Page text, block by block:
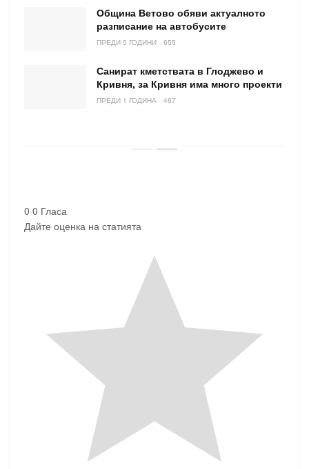
Община Ветово обяви актуалното
разписание на автобусите
ПРЕДИ 5 ГОДИНИ 655
Санират кметствата в Глоджево и
Кривня, за Кривня има много проекти
ПРЕДИ 1 ГОДИНА 467
0 0 Гласа
Дайте оценка на статията